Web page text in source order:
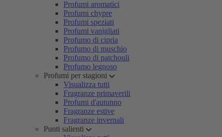
Profumi aromatici
Profumi chypre
Profumi speziati
Profumi vanigliati
Profumo di cipria
Profumo di muschio
Profumo di patchouli
Profumo legnoso
Profumi per stagioni
Visualizza tutti
Fragranze primaverili
Profumi d'autunno
Fragranze estive
Fragranze invernali
Punti salienti